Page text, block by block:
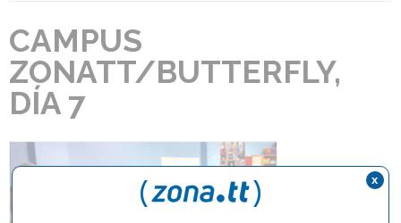
CAMPUS
ZONATT/BUTTERFLY,
DÍA 7
x